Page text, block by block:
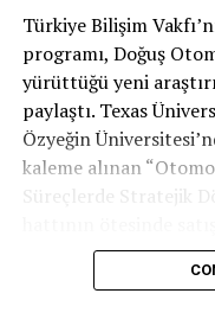
Kontrol:
Experience)
senkronize
Dayanıklılık:
ve kaza
Türkiye Bilişim
programı, Doğuş
yürüttüğü yeni
paylaştı. Texas
Özyeğin
kaleme alınan
Süreçlerde Stratejik
deneyimi gibi
dönüşümü inceliyor.